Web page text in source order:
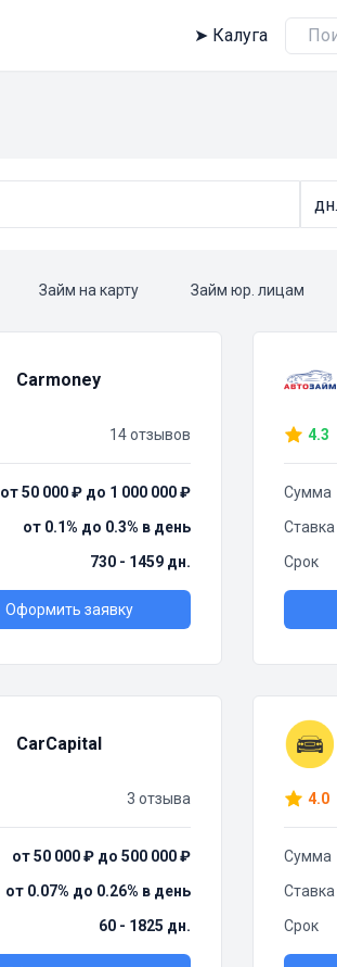
➤ Калуга
Займ на карту Займ юр. лицам
Carmoney
14 отзывов
от 50 000 ₽ до 1 000 000 ₽
от 0.1% до 0.3% в день
730 - 1459 дн.
Оформить заявку
4.3
Сумма
Ставка
Срок
CarCapital
3 отзыва
от 50 000 ₽ до 500 000 ₽
от 0.07% до 0.26% в день
60 - 1825 дн.
4.0
Сумма
Ставка
Срок